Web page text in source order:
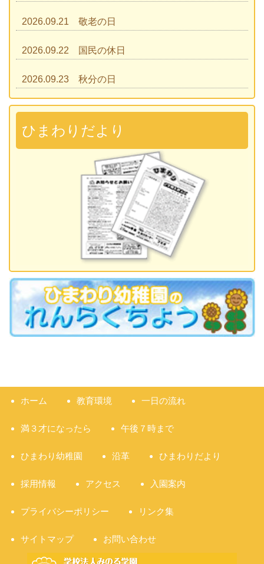
2026.09.21 敬老の日
2026.09.22 国民の休日
2026.09.23 秋分の日
2026.09.28 運動会
準備説明会
ひまわりだより
ホーム 教育環境 一日の流れ
満３才になったら 午後７時まで
ひまわり幼稚園 沿革 ひまわりだより
採用情報 アクセス 入園案内
プライバシーポリシー リンク集
サイトマップ お問い合わせ